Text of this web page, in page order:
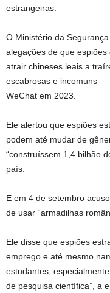
estrangeiras.
O Ministério da
alegações de que
atrair chineses leais a
escabrosas e incomuns
WeChat em 2023.
Ele alertou que espiões
podem até mudar de
“construíssem 1,4 bilhão
país.
E em 4 de setembro
de usar “armadilhas
Ele disse que espiões
emprego e até mesmo
estudantes,
de pesquisa científica”, a